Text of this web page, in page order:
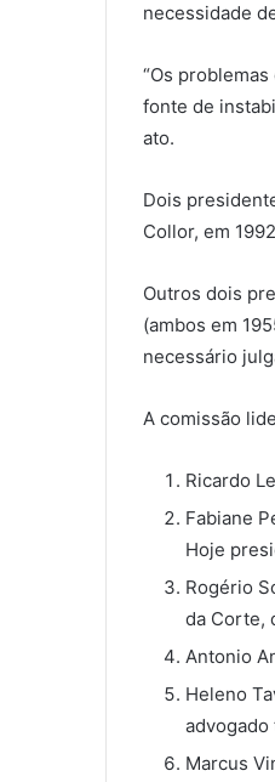
necessidade
“Os
fonte de
ato.
Dois
Collor, em
Outros dois
(ambos em
necessário
A comissão
Ricardo
Fabiane
Hoje
Rogério
da Corte,
Antonio
Heleno
Marcus